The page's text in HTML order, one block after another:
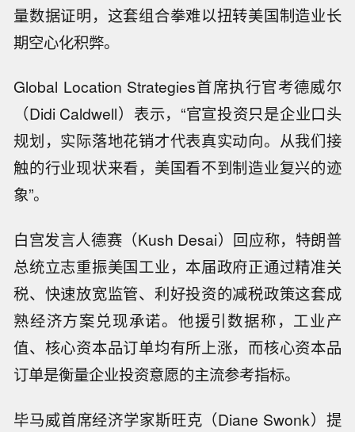
量数据证明，这套组合拳难以扭转美国制造业长
期空心化积弊。
Global Location Strategies首席执行官考德威尔
（Didi Caldwell）表示，“官宣投资只是企业口头
规划，实际落地花销才代表真实动向。从我们接
触的行业现状来看，美国看不到制造业复兴的迹
象”。
白宫发言人德赛（Kush Desai）回应称，特朗普
总统立志重振美国工业，本届政府正通过精准关
税、快速放宽监管、利好投资的减税政策这套成
熟经济方案兑现承诺。他援引数据称，工业产
值、核心资本品订单均有所上涨，而核心资本品
订单是衡量企业投资意愿的主流参考指标。
毕马威首席经济学家斯旺克（Diane Swonk）提